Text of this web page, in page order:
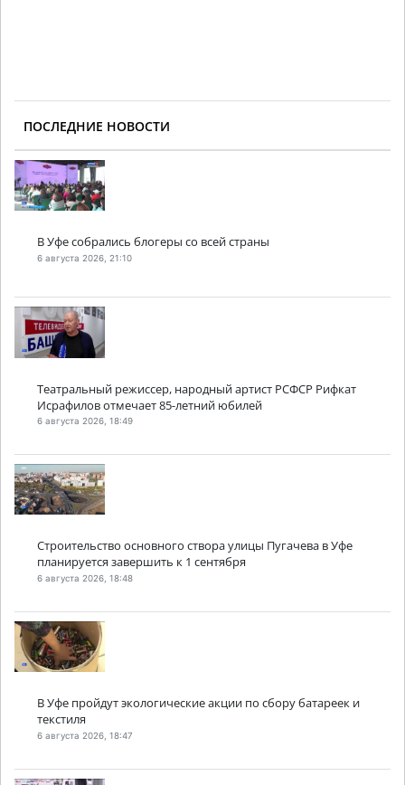
ПОСЛЕДНИЕ НОВОСТИ
В Уфе собрались блогеры со всей страны
6 августа 2026, 21:10
Театральный режиссер, народный артист РСФСР Рифкат
Исрафилов отмечает 85-летний юбилей
6 августа 2026, 18:49
Строительство основного створа улицы Пугачева в Уфе
планируется завершить к 1 сентября
6 августа 2026, 18:48
В Уфе пройдут экологические акции по сбору батареек и
текстиля
6 августа 2026, 18:47